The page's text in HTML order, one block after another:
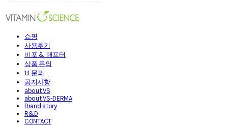
쇼핑
사용후기
비포 & 애프터
상품 문의
1:1 문의
공지사항
about VS
about VS-DERMA
Brand story
R&D
CONTACT